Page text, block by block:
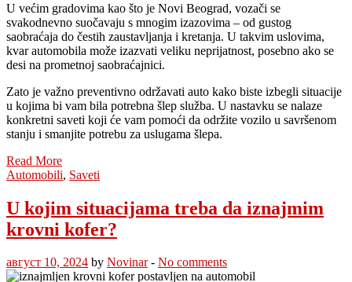
U većim gradovima kao što je Novi Beograd, vozači se
svakodnevno suočavaju s mnogim izazovima – od gustog
saobraćaja do čestih zaustavljanja i kretanja. U takvim uslovima,
kvar automobila može izazvati veliku neprijatnost, posebno ako se
desi na prometnoj saobraćajnici.
Zato je važno preventivno održavati auto kako biste izbegli situacije
u kojima bi vam bila potrebna šlep služba. U nastavku se nalaze
konkretni saveti koji će vam pomoći da održite vozilo u savršenom
stanju i smanjite potrebu za uslugama šlepa.
Read More
Automobili, Saveti
U kojim situacijama treba da iznajmim
krovni kofer?
август 10, 2024 by Novinar- No comments